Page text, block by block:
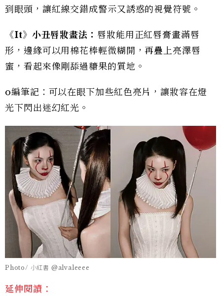
到眼頭，讓紅線交錯成警示又誘惑的視覺符號。
《It》小丑唇妝畫法： 唇妝能用正紅唇膏畫滿唇
形，邊緣可以用棉花棒輕微糊開，再疊上亮澤唇
蜜，看起來像剛舔過糖果的質地。
o編筆記：可以在眼下加些紅色亮片，讓妝容在燈
光下閃出迷幻紅光。
Photo/ 小紅書 @alvaleeee
延伸閱讀：